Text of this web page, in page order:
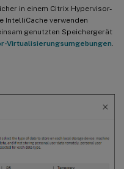
in einem Citrix Hypervisor-
IntelliCache verwenden
genutzten Speichergerät
Virtualisierungsumgebungen